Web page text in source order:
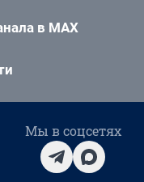
в MAX
Мы в соцсетях